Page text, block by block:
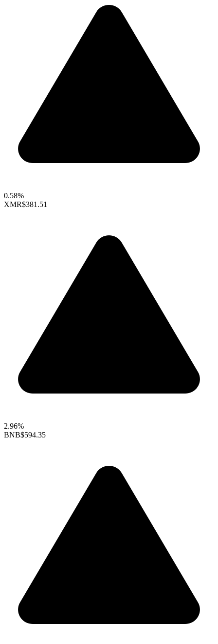
0.58%
XMR$381.51
2.96%
BNB$594.35